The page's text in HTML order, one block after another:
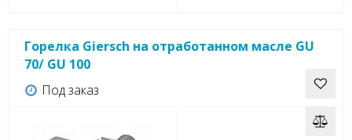
Под заказ
Горелка Giersch на отработанном масле GU
70/ GU 100